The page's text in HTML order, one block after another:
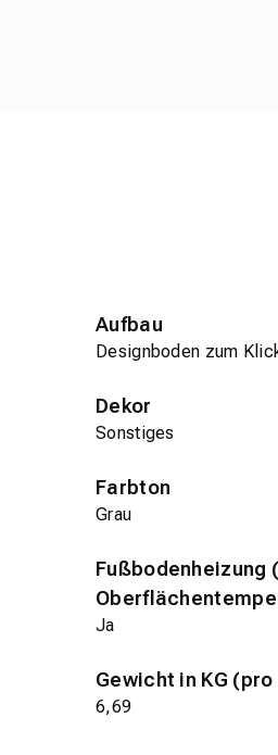
Aufbau
Designboden zum
Dekor
Sonstiges
Farbton
Grau
Fußbodenheizung
Ja
Gewicht in KG (pro
6,69